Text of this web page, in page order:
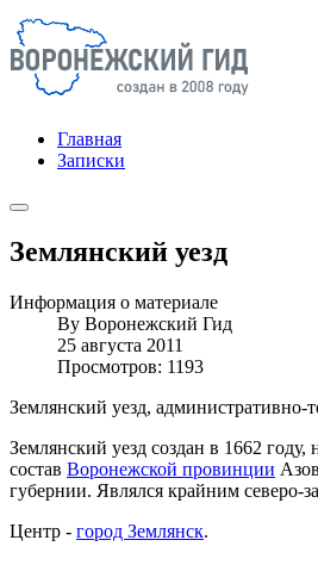
Главная
Записки
Землянский уезд
Информация о материале
By Воронежский Гид
25 августа 2011
Просмотров: 1193
Землянский уезд, административно-
Землянский уезд создан в 1662 году,
состав Воронежской провинции
губернии. Являлся крайним северо-
Центр - город Землянск.